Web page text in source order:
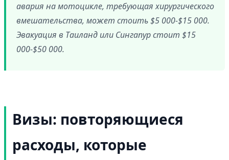
авария на мотоцикле, требующая хирургического
вмешательства, может стоить $5 000-$15 000.
Эвакуация в Таиланд или Сингапур стоит $15
000-$50 000.
Визы: повторяющиеся
расходы, которые